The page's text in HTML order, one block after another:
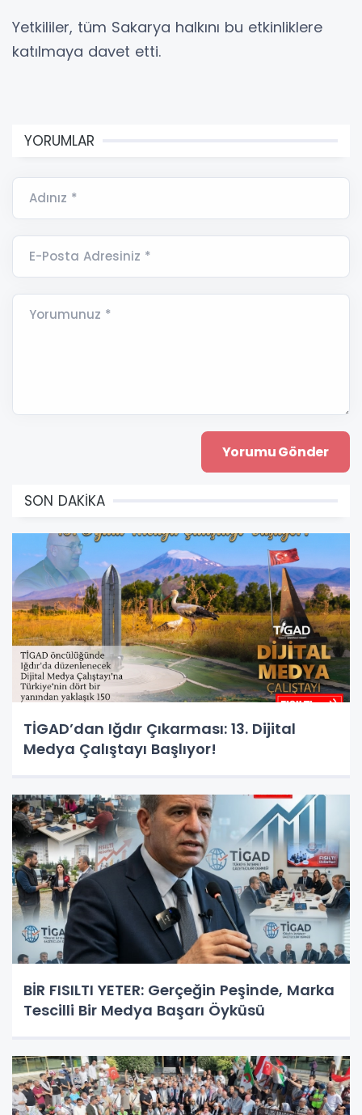
Yetkililer, tüm Sakarya halkını bu etkinliklere
katılmaya davet etti.
YORUMLAR
Adınız *
E-Posta Adresiniz *
Yorumunuz *
SON DAKİKA
TİGAD’dan Iğdır Çıkarması: 13. Dijital
Medya Çalıştayı Başlıyor!
BİR FISILTI YETER: Gerçeğin Peşinde, Marka
Tescilli Bir Medya Başarı Öyküsü